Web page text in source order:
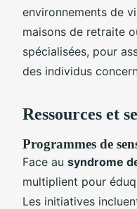
environnements de
maisons de retraite
spécialisées, pour
des individus
Ressources et
Programmes de
Face au syndrome
multiplient pour
Les initiatives